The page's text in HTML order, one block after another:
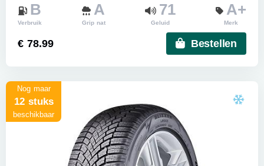
B
Verbruik
A
Grip nat
71
Geluid
A+
Merk
€ 78.99 Bestellen
Nog maar
12 stuks
beschikbaar